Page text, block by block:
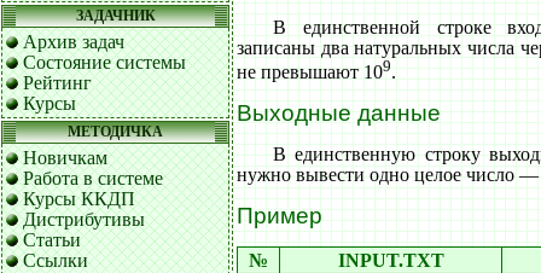
ЗАДАЧНИК
Архив задач
Состояние системы
Рейтинг
Курсы
МЕТОДИЧКА
Новичкам
Работа в системе
Курсы ККДП
Дистрибутивы
Статьи
Ссылки
В единственной строке
записаны два натуральных числа
не превышают 109.
Выходные данные
В единственную строку
нужно вывести одно целое число
Пример
№ INPUT.TXT